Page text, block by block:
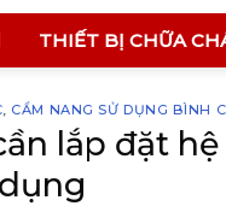
THIẾT BỊ CHỮA
, CẨM NANG SỬ DỤNG BÌNH
lắp đặt